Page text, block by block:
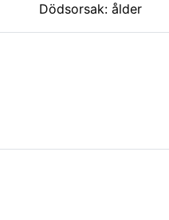
Dödsorsak: ålder